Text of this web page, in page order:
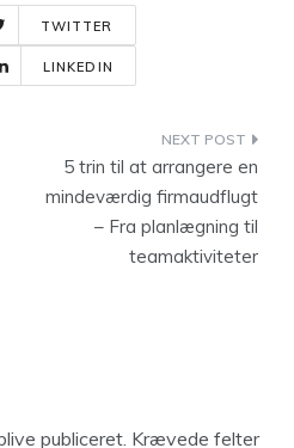
TWITTER
LINKEDIN
5 trin til at arrangere en
mindeværdig firmaudflugt
– Fra planlægning til
teamaktiviteter
publiceret. Krævede felter